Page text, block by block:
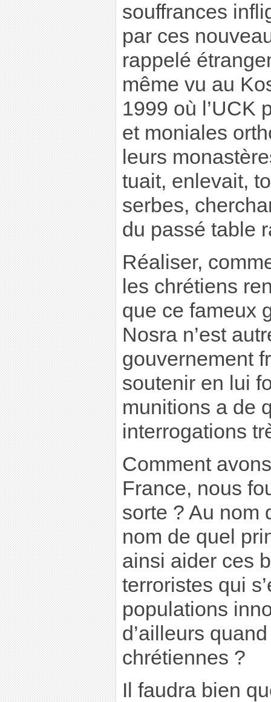
souffrances
par ces
rappelé
même vu au
1999 où l’UCK
et moniales
leurs
tuait, enlevait,
serbes,
du passé table
Réaliser,
les chrétiens
que ce fameux
Nosra n’est
gouvernement
soutenir en lui
munitions a de
interrogations
Comment
France, nous
sorte ? Au nom
nom de quel
ainsi aider ces
terroristes qui
populations
d’ailleurs
chrétiennes ?
Il faudra bien